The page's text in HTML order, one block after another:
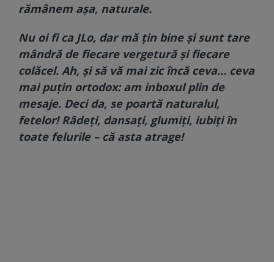
rămânem așa, naturale.
Nu oi fi ca JLo, dar mă țin bine și sunt tare
mândră de fiecare vergetură și fiecare
colăcel. Ah, și să vă mai zic încă ceva… ceva
mai puțin ortodox: am inboxul plin de
mesaje. Deci da, se poartă naturalul,
fetelor! Râdeți, dansați, glumiți, iubiți în
toate felurile – că asta atrage!